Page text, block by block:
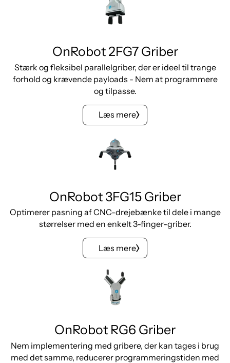
OnRobot 2FG7 Griber
Stærk og fleksibel parallelgriber, der er ideel til trange
forhold og krævende payloads - Nem at programmere
og tilpasse.
Læs mere
OnRobot 3FG15 Griber
Optimerer pasning af CNC-drejebænke til dele i mange
størrelser med en enkelt 3-finger-griber.
Læs mere
OnRobot RG6 Griber
Nem implementering med gribere, der kan tages i brug
med det samme, reducerer programmeringstiden med